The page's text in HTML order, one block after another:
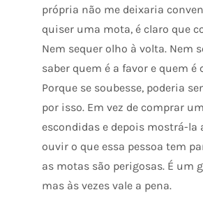
própria não me deixaria
quiser uma mota, é claro que
Nem sequer olho à volta. Nem
saber quem é a favor e quem é
Porque se soubesse, poderia
por isso. Em vez de comprar
escondidas e depois mostrá-la
ouvir o que essa pessoa tem
as motas são perigosas. É um
mas às vezes vale a pena.